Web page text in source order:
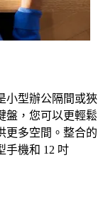
小型辦公隔間或狹
盤，您可以更輕鬆
更多空間。整合的
手機和 12 吋